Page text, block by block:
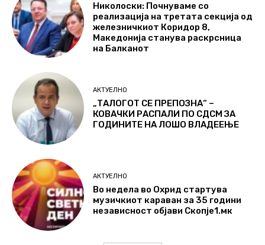
Николоски: Почнуваме со
реализација на третата секција од
железничкиот Коридор 8,
Македонија станува раскрсница
на Балканот
АКТУЕЛНО
„ТАЛОГОТ СЕ ПРЕПОЗНА“ –
КОВАЧКИ РАСПАЛИ ПО СДСМ ЗА
ГОДИНИТЕ НА ЛОШО ВЛАДЕЕЊЕ
АКТУЕЛНО
Во недела во Охрид стартува
музичкиот караван за 35 години
независност објави Скопје1.мк